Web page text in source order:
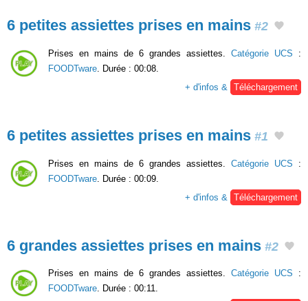
6 petites assiettes prises en mains #2
Prises en mains de 6 grandes assiettes. Catégorie UCS :
FOODTware. Durée : 00:08.
+ d'infos & Téléchargement
6 petites assiettes prises en mains #1
Prises en mains de 6 grandes assiettes. Catégorie UCS :
FOODTware . Durée : 00:09.
+ d'infos &
Téléchargement
6 grandes assiettes prises en mains #2
Prises en mains de 6 grandes assiettes. Catégorie UCS :
FOODTware. Durée : 00:11.